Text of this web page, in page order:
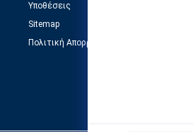
Υποθέσεις
Sitemap
Πολιτική Απορρήτου